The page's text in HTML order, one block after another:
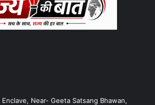
Enclave, Near- Geeta Satsang Bhawan,